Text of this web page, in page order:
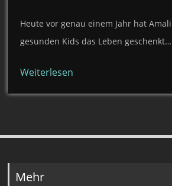
Heute vor genau einem Jahr hat
gesunden Kids das Leben geschenkt…
Weiterlesen
Mehr